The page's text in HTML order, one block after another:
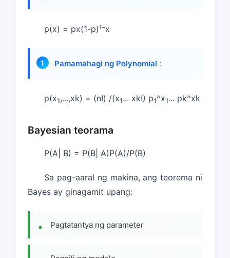
p(x) = px(1-p)¹⁻x
Pamamahagi ng Polynomial :
p(x1,...,xk) = (n!) /(x1... xk!) p1^x1... pk^xk
Bayesian teorama
P(A| B) = P(B| A)P(A)/P(B)
Sa pag-aaral ng makina, ang teorema ni
Bayes ay ginagamit upang:
Pagtatantya ng parameter